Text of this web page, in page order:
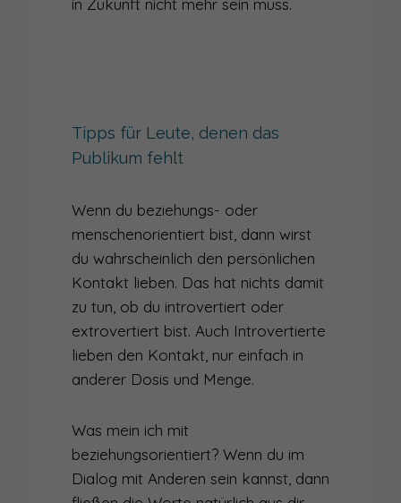
in Zukunft nicht mehr sein muss.
Tipps für Leute, denen das
Publikum fehlt
Wenn du beziehungs- oder
menschenorientiert bist, dann wirst
du wahrscheinlich den persönlichen
Kontakt lieben. Das hat nichts damit
zu tun, ob du introvertiert oder
extrovertiert bist. Auch Introvertierte
lieben den Kontakt, nur einfach in
anderer Dosis und Menge.
Was mein ich mit
beziehungsorientiert? Wenn du im
Dialog mit Anderen sein kannst, dann